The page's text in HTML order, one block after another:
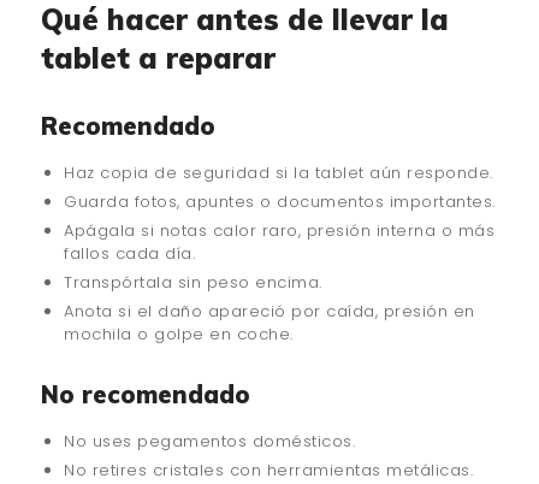
Qué hacer antes de llevar la
tablet a reparar
Recomendado
Haz copia de seguridad si la tablet aún responde.
Guarda fotos, apuntes o documentos importantes.
Apágala si notas calor raro, presión interna o más
fallos cada día.
Transpórtala sin peso encima.
Anota si el daño apareció por caída, presión en
mochila o golpe en coche.
No recomendado
No uses pegamentos domésticos.
No retires cristales con herramientas metálicas.